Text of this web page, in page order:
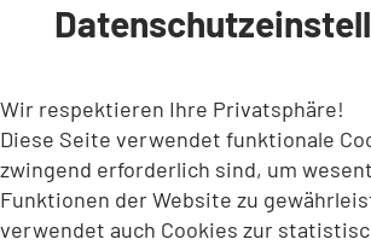
INHALT ANSPRINGEN
Wir respektieren Ihre Privatsphäre!
Diese Seite verwendet funktionale
zwingend erforderlich sind, um
Funktionen der Website zu
verwendet auch Cookies zur